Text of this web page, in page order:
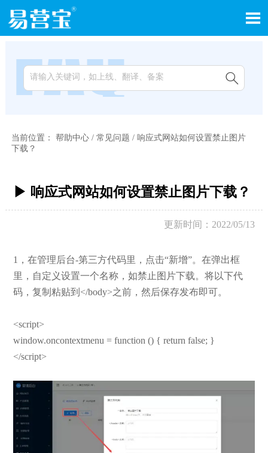


当前位置： 帮助中心/ 常见问题 / 响应式网站如何设置禁止图片
下载？
▶ 响应式网站如何设置禁止图片下载？
更新时间：2022/05/13
1，在管理后台-第三方代码里，点击“新增”。在弹出框
里，自定义设置一个名称，如禁止图片下载。将以下代
码，复制粘贴到</body>之前，然后保存发布即可。
<script>
window.oncontextmenu = function () { return false; }
</script>